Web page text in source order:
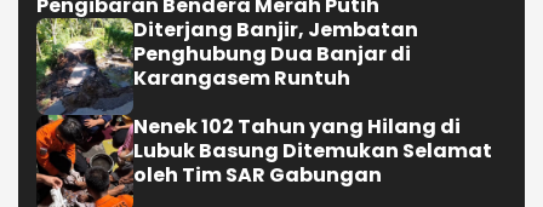
Diterjang Banjir, Jembatan
Penghubung Dua Banjar di
Karangasem Runtuh
Nenek 102 Tahun yang Hilang di
Lubuk Basung Ditemukan Selamat
oleh Tim SAR Gabungan